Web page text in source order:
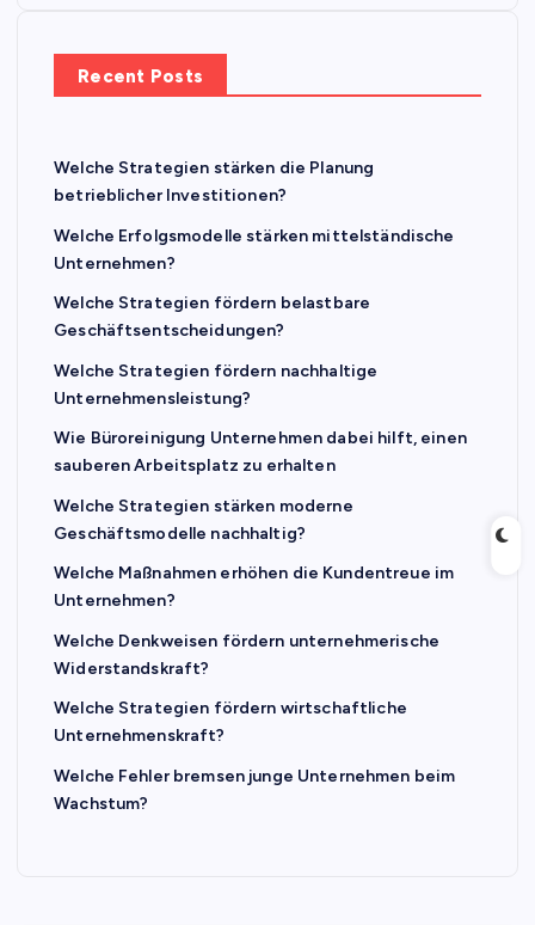
Recent Posts
Welche Strategien stärken die Planung
betrieblicher Investitionen?
Welche Erfolgsmodelle stärken mittelständische
Unternehmen?
Welche Strategien fördern belastbare
Geschäftsentscheidungen?
Welche Strategien fördern nachhaltige
Unternehmensleistung?
Wie Büroreinigung Unternehmen dabei hilft, einen
sauberen Arbeitsplatz zu erhalten
Welche Strategien stärken moderne
Geschäftsmodelle nachhaltig?
Welche Maßnahmen erhöhen die Kundentreue im
Unternehmen?
Welche Denkweisen fördern unternehmerische
Widerstandskraft?
Welche Strategien fördern wirtschaftliche
Unternehmenskraft?
Welche Fehler bremsen junge Unternehmen beim
Wachstum?